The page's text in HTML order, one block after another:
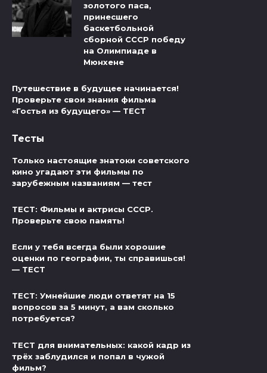
золотого паса,
принесшего
баскетбольной
сборной СССР победу
на Олимпиаде в
Мюнхене
Путешествие в будущее начинается!
Проверьте свои знания фильма
«Гостья из будущего» — ТЕСТ
Тесты
Только настоящие знатоки советского
кино угадают эти фильмы по
зарубежным названиям — тест
ТЕСТ: Фильмы и актрисы СССР.
Проверьте свою память!
Если у тебя всегда были хорошие
оценки по географии, ты справишься!
— ТЕСТ
ТЕСТ: Умнейшие люди ответят на 15
вопросов за 5 минут, а вам сколько
потребуется?
ТЕСТ для внимательных: какой кадр из
трёх заблудился и попал в чужой
фильм?